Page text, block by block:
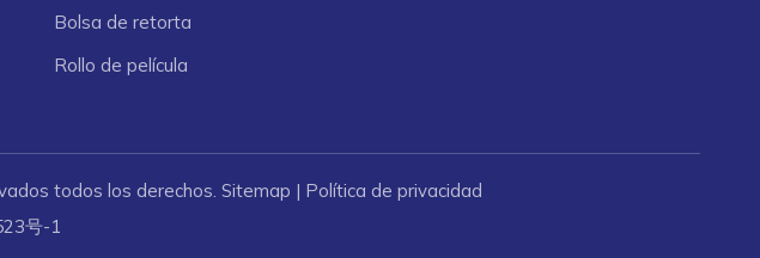
Bolsa de retorta
Rollo de película
todos los derechos. Sitemap | Política de privacidad
号-1